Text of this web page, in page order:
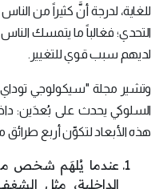
للغاية، لدرجة أنَّ كثيراً من
التحدي؛ فغالباً ما يتمسك
لديهم سبب قوي للتغيير.
السلوكي يحدث على بُعدَين:
هذه الأبعاد لتكوِّن أربع طرائق
عندما يُلهَم شخص
الداخلية، مثل